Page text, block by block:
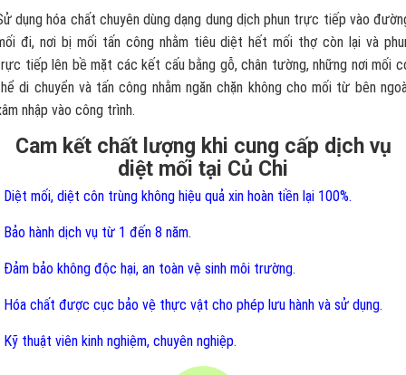
dụng hóa chất chuyên dùng dạng dung dịch phun trực tiếp vào
đi, nơi bị mối tấn công nhằm tiêu diệt hết mối thợ còn lại và
tiếp lên bề mặt các kết cấu bằng gỗ, chân tường, những nơi mối
di chuyển và tấn công nhằm ngăn chặn không cho mối từ bên
nhập vào công trình.
Cam kết chất lượng khi cung cấp dịch vụ
diệt mối tại Củ Chi
Diệt mối, diệt côn trùng không hiệu quả xin hoàn tiền lại 100%.
Bảo hành dịch vụ từ 1 đến 8 năm.
Đảm bảo không độc hại, an toàn vệ sinh môi trường.
Hóa chất được cục bảo vệ thực vật cho phép lưu hành và sử dụng.
Kỹ thuật viên kinh nghiệm, chuyên nghiệp.